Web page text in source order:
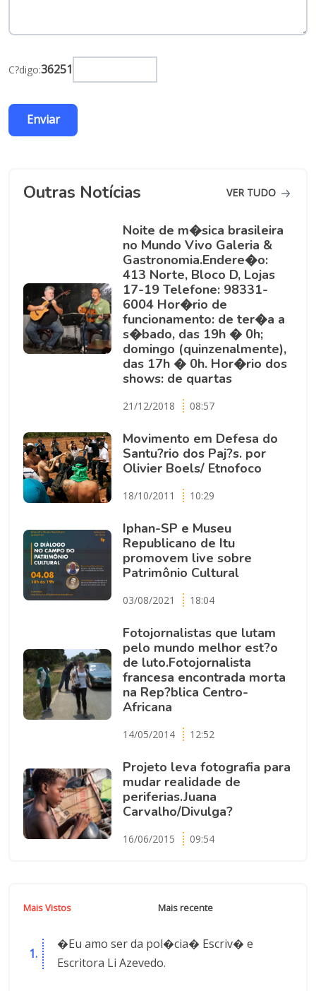
C?digo:36251
Outras Notícias VER TUDO
Noite de m�sica brasileira
no Mundo Vivo Galeria &
Gastronomia.Endere�o:
413 Norte, Bloco D, Lojas
17-19 Telefone: 98331-
6004 Hor�rio de
funcionamento: de ter�a a
s�bado, das 19h � 0h;
domingo (quinzenalmente),
das 17h � 0h. Hor�rio dos
shows: de quartas
21/12/2018 08:57
Movimento em Defesa do
Santu?rio dos Paj?s. por
Olivier Boels/ Etnofoco
18/10/2011 10:29
Iphan-SP e Museu
Republicano de Itu
promovem live sobre
Patrimônio Cultural
03/08/2021 18:04
Fotojornalistas que lutam
pelo mundo melhor est?o
de luto.Fotojornalista
francesa encontrada morta
na Rep?blica Centro-
Africana
14/05/2014 12:52
Projeto leva fotografia para
mudar realidade de
periferias.Juana
Carvalho/Divulga?
16/06/2015 09:54
Mais Vistos Mais recente
�Eu amo ser da pol�cia� Escriv� e
Escritora Li Azevedo.